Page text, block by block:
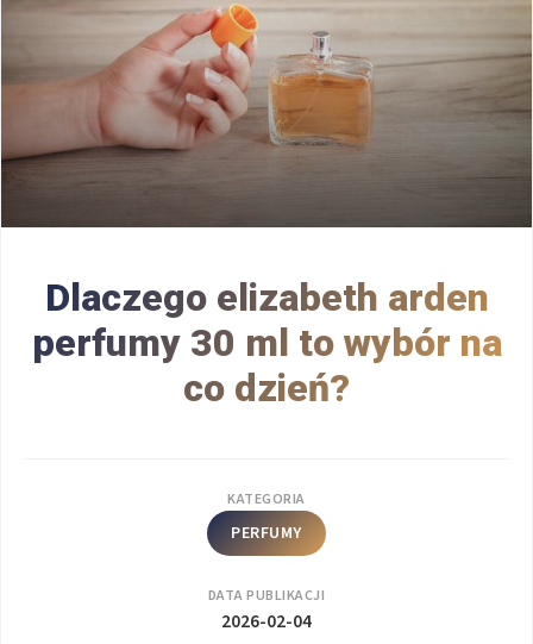
Dlaczego elizabeth arden
perfumy 30 ml to wybór na
co dzień?
KATEGORIA
PERFUMY
DATA PUBLIKACJI
2026-02-04